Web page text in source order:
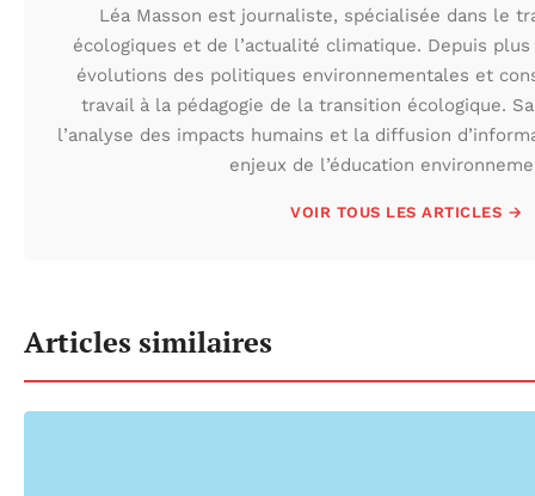
Léa Masson est journaliste, spécialisée dans le
écologiques et de l’actualité climatique. Depuis
évolutions des politiques environnementales et
travail à la pédagogie de la transition écologique.
l’analyse des impacts humains et la diffusion
enjeux de l’éducation
VOIR TOUS LES ARTICLES →
Articles similaires